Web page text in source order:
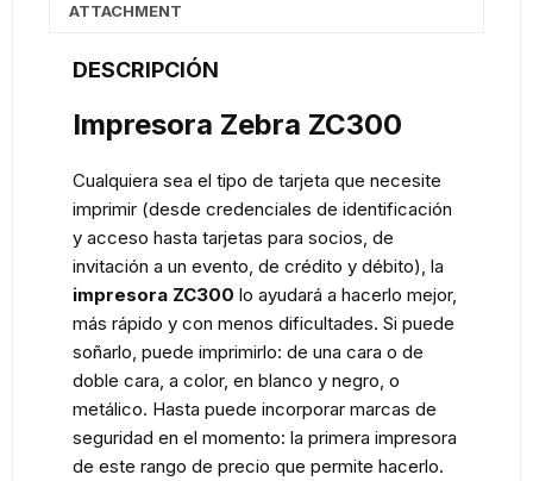
ATTACHMENT
DESCRIPCIÓN
Impresora Zebra ZC300
Cualquiera sea el tipo de tarjeta que necesite
imprimir (desde credenciales de identificación
y acceso hasta tarjetas para socios, de
invitación a un evento, de crédito y débito), la
impresora ZC300 lo ayudará a hacerlo mejor,
más rápido y con menos dificultades. Si puede
soñarlo, puede imprimirlo: de una cara o de
doble cara, a color, en blanco y negro, o
metálico. Hasta puede incorporar marcas de
seguridad en el momento: la primera impresora
de este rango de precio que permite hacerlo.